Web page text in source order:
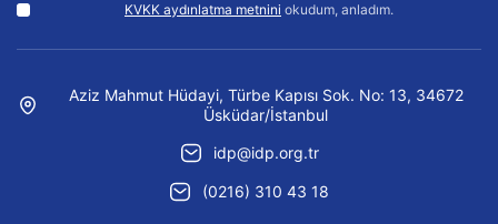
KVKK aydınlatma metnini okudum, anladım.
Aziz Mahmut Hüdayi, Türbe Kapısı Sok. No: 13, 34672
Üsküdar/İstanbul
idp@idp.org.tr
(0216) 310 43 18